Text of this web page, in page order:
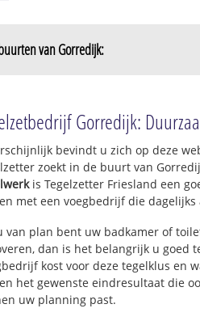
van Gorredijk:
Gorredijk:
bevindt u zich op deze
zoekt in de buurt van
is Tegelzetter Friesland een
met een voegbedrijf die
van plan bent uw badkamer of
dan is het belangrijk u goed
kost voor deze tegelklus en
het gewenste eindresultaat die
uw planning past.